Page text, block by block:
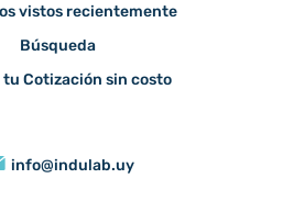
vistos recientemente
Búsqueda
Cotización sin costo
info@indulab.uy